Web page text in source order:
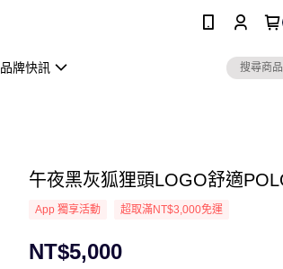
品牌快訊
午夜黑灰狐狸頭LOGO舒適
App 獨享活動 超取滿NT$3,000免運
NT$5,000